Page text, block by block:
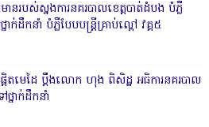
ានរបស់ស្នងការនគរបាលខេត្តបាត់ដំបង បំភ្លឺ
ក់ដឹកនាំ បំភ្លឺបែបបន្ត្រីគ្រាប់ល្ពៅ វគ្គ៥
ាផ្ដិតមេដៃ ប្ដឹងលោក ហុង ពិសិដ្ឋ អធិការនគរបាល
នាក់ដឹកនាំ